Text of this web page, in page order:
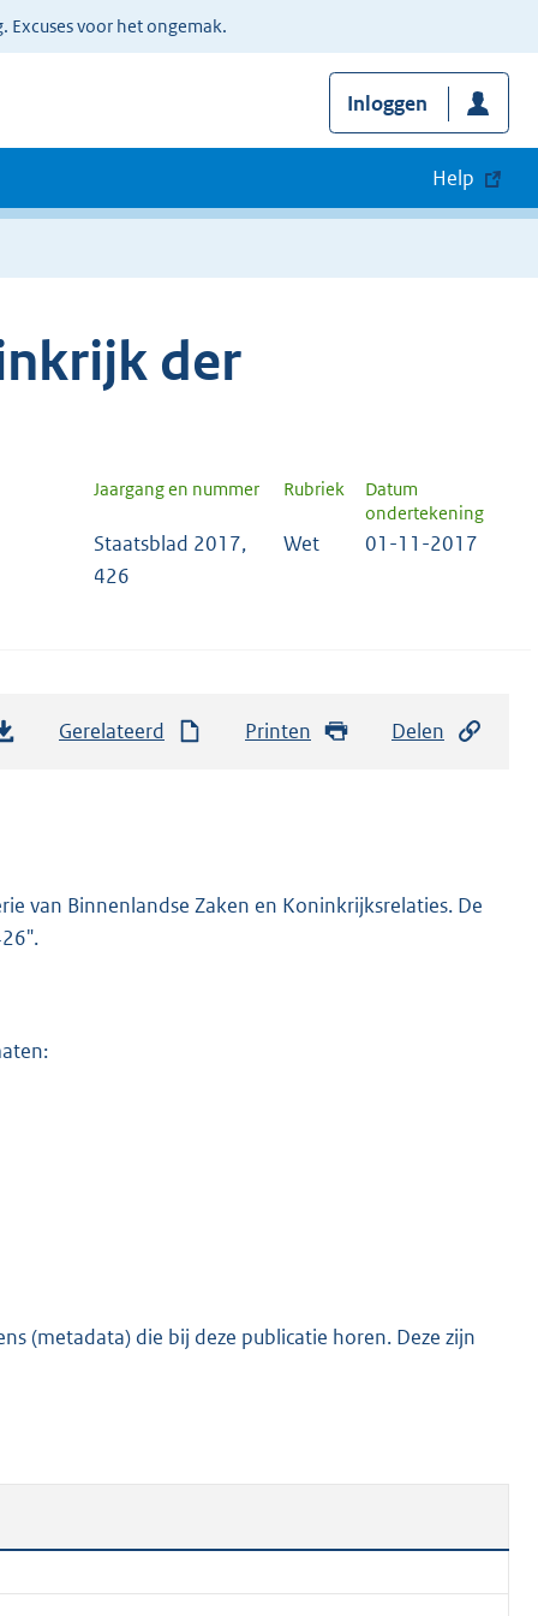
voor het ongemak.
Inloggen
Help
der
Jaargang en nummer Rubriek
Datum
ondertekening
Staatsblad 2017,
426
Wet 01-11-2017
Gerelateerd Printen Delen
van Binnenlandse Zaken en Koninkrijksrelaties. De
(metadata) die bij deze publicatie horen. Deze zijn